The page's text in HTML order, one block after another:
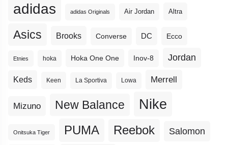
adidas adidas Originals Air Jordan Altra
Asics Brooks Converse DC Ecco
Etnies hoka Hoka One One Inov-8 Jordan
Keds Keen La Sportiva Lowa Merrell
Mizuno New Balance Nike
Onitsuka Tiger PUMA Reebok Salomon